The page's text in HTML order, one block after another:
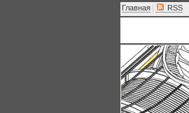
Главная | RSS